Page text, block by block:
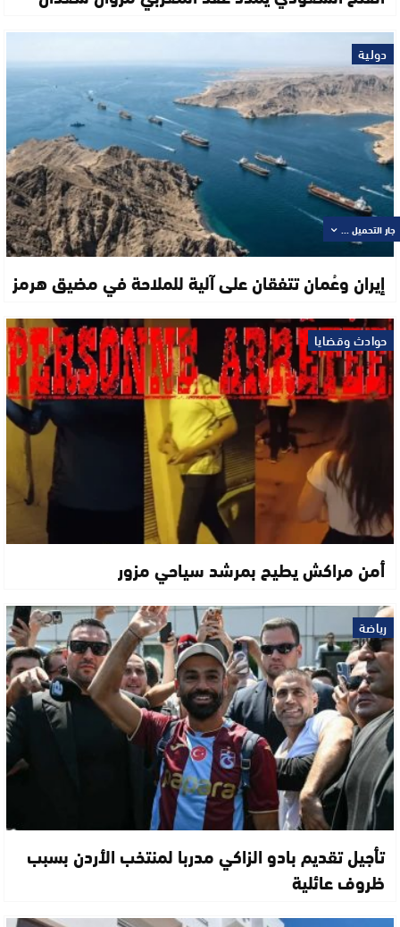
دولية
إيران وعُمان تتفقان على آلية للملاحة في مضيق هرمز
حوادث وقضايا
أمن مراكش يطيح بمرشد سياحي مزور
رياضة
تأجيل تقديم بادو الزاكي مدربا لمنتخب الأردن بسبب
ظروف عائلية
جار التحميل ...